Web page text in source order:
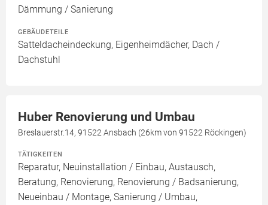
Dämmung / Sanierung
GEBÄUDETEILE
Satteldacheindeckung, Eigenheimdächer, Dach /
Dachstuhl
Huber Renovierung und Umbau
Breslauerstr.14, 91522 Ansbach (26km von 91522 Röckingen)
TÄTIGKEITEN
Reparatur, Neuinstallation / Einbau, Austausch,
Beratung, Renovierung, Renovierung / Badsanierung,
Neueinbau / Montage, Sanierung / Umbau,